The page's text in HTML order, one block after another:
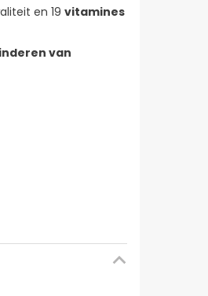
en 19 vitamines
van